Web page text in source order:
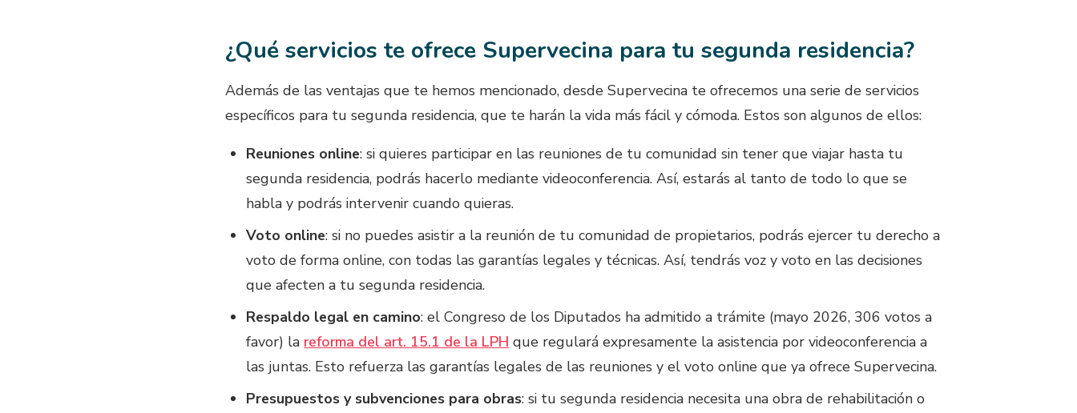
¿Qué servicios te ofrece Supervecina para tu segunda residencia?
Además de las ventajas que te hemos mencionado, desde Supervecina te ofrecemos una serie de servicios
específicos para tu segunda residencia, que te harán la vida más fácil y cómoda. Estos son algunos de ellos:
Reuniones online: si quieres participar en las reuniones de tu comunidad sin tener que viajar hasta tu
segunda residencia, podrás hacerlo mediante videoconferencia. Así, estarás al tanto de todo lo que se
habla y podrás intervenir cuando quieras.
Voto online: si no puedes asistir a la reunión de tu comunidad de propietarios, podrás ejercer tu derecho a
voto de forma online, con todas las garantías legales y técnicas. Así, tendrás voz y voto en las decisiones
que afecten a tu segunda residencia.
Respaldo legal en camino: el Congreso de los Diputados ha admitido a trámite (mayo 2026, 306 votos a
favor) la reforma del art. 15.1 de la LPH que regulará expresamente la asistencia por videoconferencia a
las juntas. Esto refuerza las garantías legales de las reuniones y el voto online que ya ofrece Supervecina.
Presupuestos y subvenciones para obras: si tu segunda residencia necesita una obra de rehabilitación o